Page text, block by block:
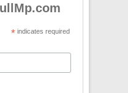
*indicates required